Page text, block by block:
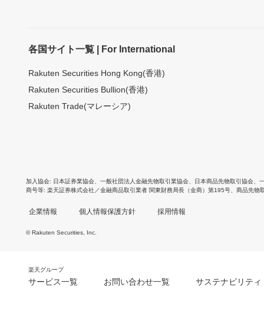
各国サイト一覧 | For International
Rakuten Securities Hong Kong(香港)
Rakuten Securities Bullion(香港)
Rakuten Trade(マレーシア)
加入協会 日本証券業協会、 一般社団法人金融先物取引業協会、 日本商品先物取引協会、
商号等 楽天証券株式会社／金融商品取引業者 関東財務局長（金商）第195号、商品先物
企業情報 個人情報保護方針 採用情報
© Rakuten Securities, Inc.
楽天グループ
サービス一覧 お問い合わせ一覧 サステナビリティ